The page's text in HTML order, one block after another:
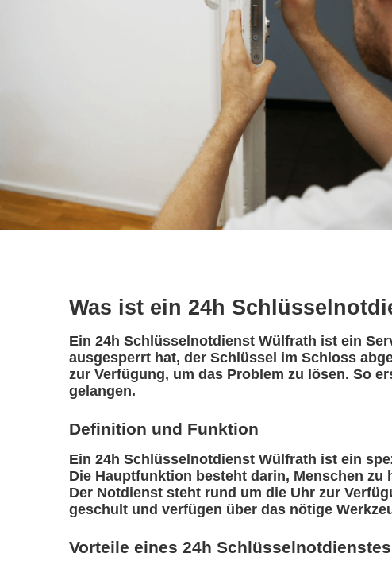
Was ist ein 24h
Ein 24h Schlüsselnotdienst Wülfrath ist ein
ausgesperrt hat, der Schlüssel im Schloss
zur Verfügung, um das Problem zu lösen. So
gelangen.
Definition und Funktion
Ein 24h Schlüsselnotdienst Wülfrath ist ein
Die Hauptfunktion besteht darin, Menschen
Der Notdienst steht rund um die Uhr zur
geschult und verfügen über das nötige
Vorteile eines 24h Schlüsselnotdienstes